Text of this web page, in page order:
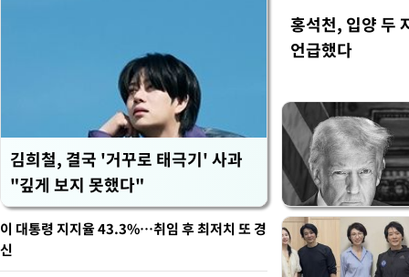
김희철, 결국 '거꾸로 태극기' 사과
"깊게 보지 못했다"
홍석천, 입양 두
언급했다
이 대통령 지지율 43.3%…취임 후 최저치 또 경
신